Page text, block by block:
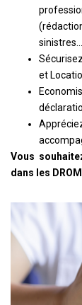
et
Vous
dans les